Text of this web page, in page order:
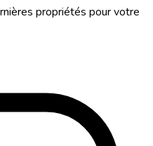
propriétés pour votre